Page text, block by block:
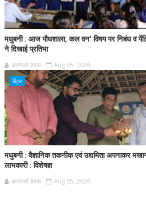
मधुबनी : आज पौधशाला, कल वन' विषय पर निबंध व पेंटिंग
ने दिखाई प्रतिभा
आर्यावर्त डेस्क Aug 05, 2026
बिहार
मधुबनी : वैज्ञानिक तकनीक एवं उद्यमिता अपनाकर
लाभकारी : विशेषज्ञ
आर्यावर्त डेस्क Aug 05, 2026